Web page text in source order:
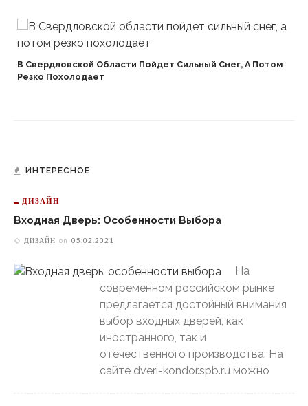
В Свердловской Области Пойдет Сильный Снег, А Потом
Резко Похолодает
ИНТЕРЕСНОЕ
ДИЗАЙН
Входная Дверь: Особенности Выбора
ДИЗАЙН on 05.02.2021
На
современном российском рынке
предлагается достойный внимания
выбор входных дверей, как
иностранного, так и
отечественного производства. На
сайте dveri-kondor.spb.ru можно